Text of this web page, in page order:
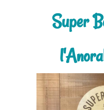
Super